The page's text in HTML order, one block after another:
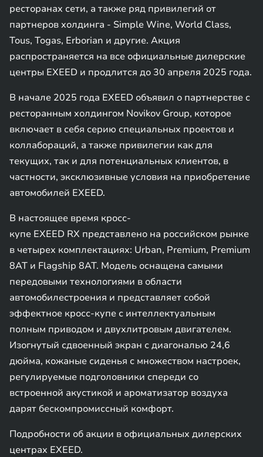
ресторанах сети, а также ряд привилегий от
партнеров холдинга - Simple Wine, World Class,
Tous, Togas, Erborian и другие. Акция
распространяется на все официальные дилерские
центры EXEED и продлится до 30 апреля 2025 года.
В начале 2025 года EXEED объявил о партнерстве с
ресторанным холдингом Novikov Group, которое
включает в себя серию специальных проектов и
коллабораций, а также привилегии как для
текущих, так и для потенциальных клиентов, в
частности, эксклюзивные условия на приобретение
автомобилей EXEED.
В настоящее время кросс-
купе EXEED RX представлено на российском рынке
в четырех комплектациях: Urban, Premium, Premium
8AT и Flagship 8AT. Модель оснащена самыми
передовыми технологиями в области
автомобилестроения и представляет собой
эффектное кросс-купе с интеллектуальным
полным приводом и двухлитровым двигателем.
Изогнутый сдвоенный экран с диагональю 24,6
дюйма, кожаные сиденья с множеством настроек,
регулируемые подголовники спереди со
встроенной акустикой и ароматизатор воздуха
дарят бескомпромиссный комфорт.
Подробности об акции в официальных дилерских
центрах EXEED.